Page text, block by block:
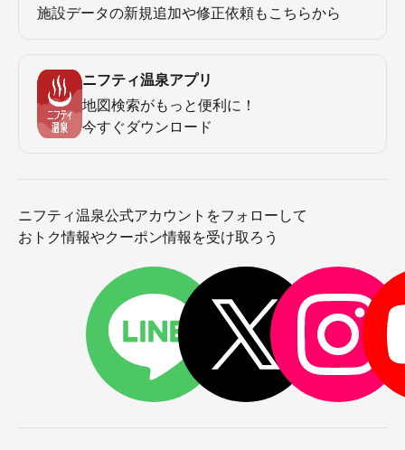
施設データの新規追加や修正依頼もこちらから
ニフティ温泉アプリ
地図検索がもっと便利に！
今すぐダウンロード
ニフティ温泉公式アカウントをフォローして
おトク情報やクーポン情報を受け取ろう